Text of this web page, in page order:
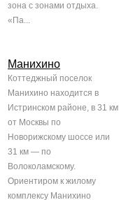
зона с зонами отдыха.
«Па...
Манихино
Коттеджный поселок
Манихино находится в
Истринском районе, в 31 км
от Москвы по
Новорижскому шоссе или
31 км — по
Волоколамскому.
Ориентиром к жилому
комплексу Манихино